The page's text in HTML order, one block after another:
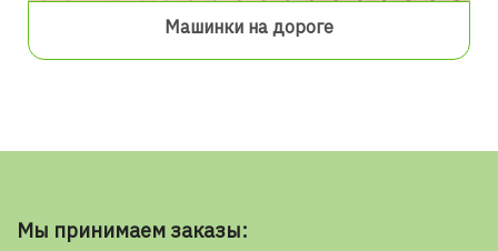
Машинки на дороге
Мы принимаем заказы: